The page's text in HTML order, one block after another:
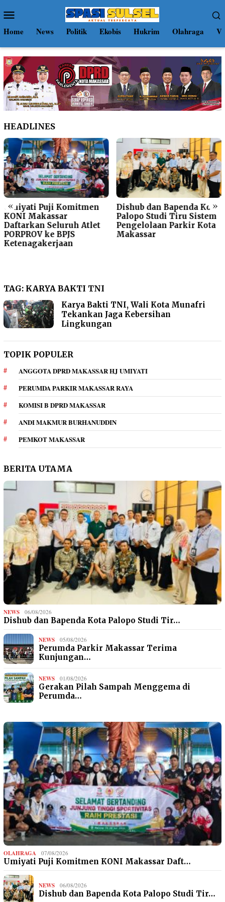
ke
kontenMobile
Home News Politik Ekobis Hukrim Olahraga
HEADLINES
« »
Umiyati Puji Komitmen
KONI Makassar
Daftarkan Seluruh Atlet
PORPROV ke BPJS
Ketenagakerjaan
Dishub dan Bapenda Kota
Palopo Studi Tiru Sistem
Pengelolaan Parkir Kota
Makassar
TAG: KARYA BAKTI TNI
Karya Bakti TNI, Wali Kota Munafri
Tekankan Jaga Kebersihan
Lingkungan
TOPIK POPULER
ANGGOTA DPRD MAKASSAR HJ UMIYATI
PERUMDA PARKIR MAKASSAR RAYA
KOMISI B DPRD MAKASSAR
ANDI MAKMUR BURHANUDDIN
PEMKOT MAKASSAR
BERITA UTAMA
NEWS 06/08/2026
Dishub dan Bapenda Kota Palopo Studi Tir…
NEWS 05/08/2026
Perumda Parkir Makassar Terima
Kunjungan…
NEWS 01/08/2026
Gerakan Pilah Sampah Menggema di
Perumda…
OLAHRAGA 07/08/2026
Umiyati Puji Komitmen KONI Makassar Daft…
NEWS 06/08/2026
Dishub dan Bapenda Kota Palopo Studi Tir…